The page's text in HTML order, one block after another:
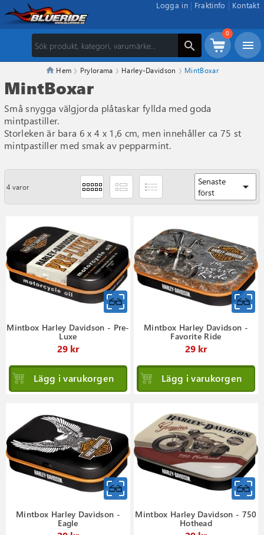
Kontakt
Fraktinfo
Logga in
search
0
menu
Hem Prylorama Harley-Davidson MintBoxar
MintBoxar
Små snygga välgjorda plåtaskar fyllda med goda
mintpastiller.
Storleken är bara 6 x 4 x 1,6 cm, men innehåller ca 75 st
mintpastiller med smak av pepparmint.
4 varor
Senaste
först
arrow_drop_down
Mintbox Harley Davidson - Pre-
Luxe
29 kr
Lägg i varukorgen
Mintbox Harley Davidson -
Favorite Ride
29 kr
Lägg i varukorgen
Mintbox Harley Davidson -
Eagle
Mintbox Harley Davidson - 750
Hothead